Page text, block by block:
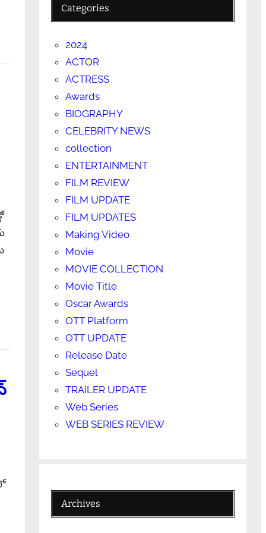
Categories
2024
ACTOR
ACTRESS
Awards
BIOGRAPHY
CELEBRITY NEWS
collection
ENTERTAINMENT
FILM REVIEW
FILM UPDATE
FILM UPDATES
Making Video
Movie
MOVIE COLLECTION
Movie Title
Oscar Awards
OTT Platform
OTT UPDATE
Release Date
Sequel
TRAILER UPDATE
Web Series
WEB SERIES REVIEW
Archives